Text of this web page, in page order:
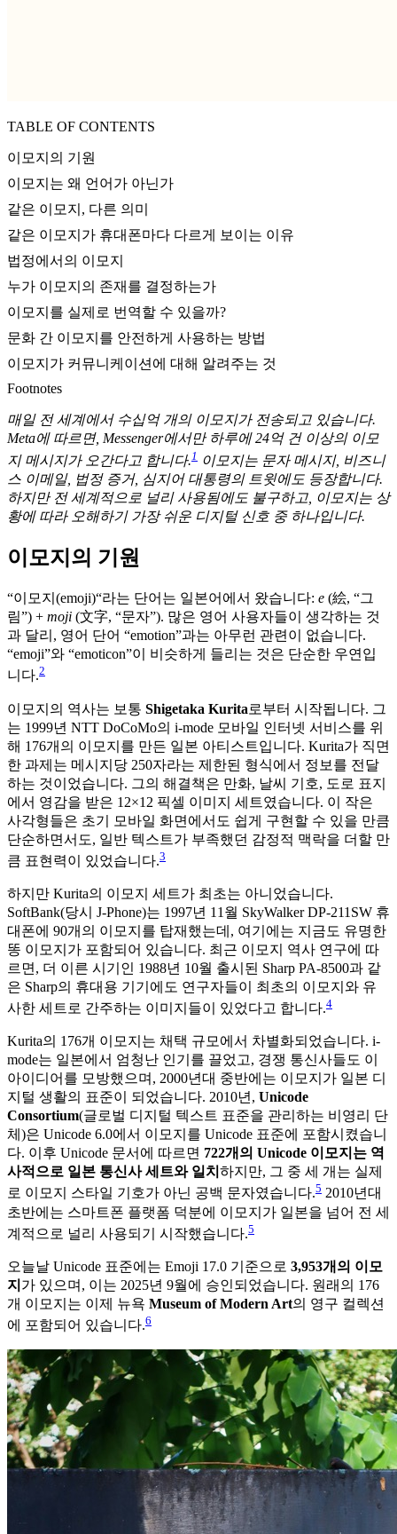
TABLE OF CONTENTS
이모지의 기원
이모지는 왜 언어가 아닌가
같은 이모지, 다른 의미
같은 이모지가 휴대폰마다 다르게 보이는 이유
법정에서의 이모지
누가 이모지의 존재를 결정하는가
이모지를 실제로 번역할 수 있을까?
문화 간 이모지를 안전하게 사용하는 방법
이모지가 커뮤니케이션에 대해 알려주는 것
Footnotes
매일 전 세계에서 수십억 개의 이모지가 전송되고 있습니다.
Meta에 따르면, Messenger에서만 하루에 24억 건 이상의 이모
지 메시지가 오간다고 합니다.1 이모지는 문자 메시지, 비즈니
스 이메일, 법정 증거, 심지어 대통령의 트윗에도 등장합니다.
하지만 전 세계적으로 널리 사용됨에도 불구하고, 이모지는 상
황에 따라 오해하기 가장 쉬운 디지털 신호 중 하나입니다.
이모지의 기원
“이모지(emoji)“라는 단어는 일본어에서 왔습니다: e (絵, “그
림”) + moji (文字, “문자”). 많은 영어 사용자들이 생각하는 것
과 달리, 영어 단어 “emotion”과는 아무런 관련이 없습니다.
“emoji”와 “emoticon”이 비슷하게 들리는 것은 단순한 우연입
니다.2
이모지의 역사는 보통 Shigetaka Kurita로부터 시작됩니다. 그
는 1999년 NTT DoCoMo의 i-mode 모바일 인터넷 서비스를 위
해 176개의 이모지를 만든 일본 아티스트입니다. Kurita가 직면
한 과제는 메시지당 250자라는 제한된 형식에서 정보를 전달
하는 것이었습니다. 그의 해결책은 만화, 날씨 기호, 도로 표지
에서 영감을 받은 12×12 픽셀 이미지 세트였습니다. 이 작은
사각형들은 초기 모바일 화면에서도 쉽게 구현할 수 있을 만큼
단순하면서도, 일반 텍스트가 부족했던 감정적 맥락을 더할 만
큼 표현력이 있었습니다.3
하지만 Kurita의 이모지 세트가 최초는 아니었습니다.
SoftBank(당시 J-Phone)는 1997년 11월 SkyWalker DP-211SW 휴
대폰에 90개의 이모지를 탑재했는데, 여기에는 지금도 유명한
똥 이모지가 포함되어 있습니다. 최근 이모지 역사 연구에 따
르면, 더 이른 시기인 1988년 10월 출시된 Sharp PA-8500과 같
은 Sharp의 휴대용 기기에도 연구자들이 최초의 이모지와 유
사한 세트로 간주하는 이미지들이 있었다고 합니다.4
Kurita의 176개 이모지는 채택 규모에서 차별화되었습니다. i-
mode는 일본에서 엄청난 인기를 끌었고, 경쟁 통신사들도 이
아이디어를 모방했으며, 2000년대 중반에는 이모지가 일본 디
지털 생활의 표준이 되었습니다. 2010년, Unicode
Consortium(글로벌 디지털 텍스트 표준을 관리하는 비영리 단
체)은 Unicode 6.0에서 이모지를 Unicode 표준에 포함시켰습니
다. 이후 Unicode 문서에 따르면 722개의 Unicode 이모지는 역
사적으로 일본 통신사 세트와 일치 하지만, 그 중 세 개는 실제
로 이모지 스타일 기호가 아닌 공백 문자였습니다.5 2010년대
초반에는 스마트폰 플랫폼 덕분에 이모지가 일본을 넘어 전 세
계적으로 널리 사용되기 시작했습니다.5
오늘날 Unicode 표준에는 Emoji 17.0 기준으로 3,953개의 이모
지 가 있으며, 이는 2025년 9월에 승인되었습니다. 원래의 176
개 이모지는 이제 뉴욕 Museum of Modern Art의 영구 컬렉션
에 포함되어 있습니다.6